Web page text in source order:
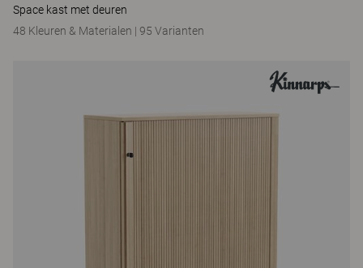
Space kast met deuren
48 Kleuren & Materialen | 95 Varianten